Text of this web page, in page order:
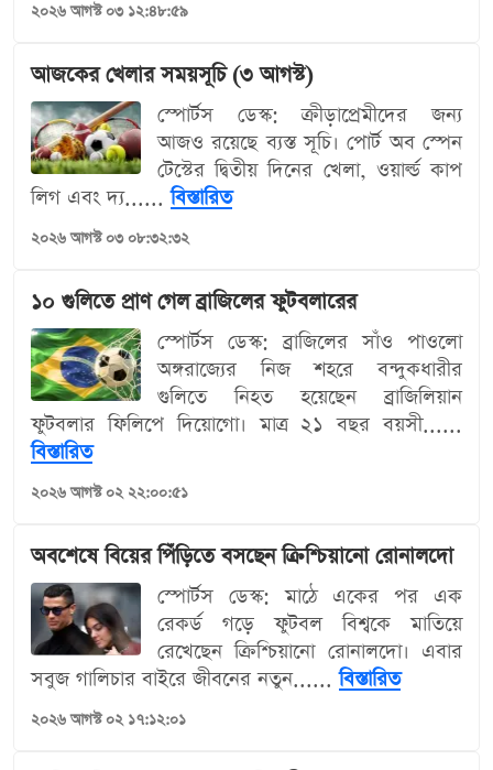
২০২৬ আগস্ট ০৩ ১২:৪৮:৫৯
আজকের খেলার সময়সূচি (৩ আগস্ট)
স্পোর্টস ডেস্ক: ক্রীড়াপ্রেমীদের জন্য
আজও রয়েছে ব্যস্ত সূচি। পোর্ট অব স্পেন
টেস্টের দ্বিতীয় দিনের খেলা, ওয়ার্ল্ড কাপ
লিগ এবং দ্য......বিস্তারিত
২০২৬ আগস্ট ০৩ ০৮:৩২:৩২
১০ গুলিতে প্রাণ গেল ব্রাজিলের ফুটবলারের
স্পোর্টস ডেস্ক: ব্রাজিলের সাঁও পাওলো
অঙ্গরাজ্যের নিজ শহরে বন্দুকধারীর
গুলিতে নিহত হয়েছেন ব্রাজিলিয়ান
ফুটবলার ফিলিপে দিয়োগো। মাত্র ২১ বছর বয়সী......
বিস্তারিত
২০২৬ আগস্ট ০২ ২২:০০:৫১
অবশেষে বিয়ের পিঁড়িতে বসছেন ক্রিশ্চিয়ানো রোনালদো
স্পোর্টস ডেস্ক: মাঠে একের পর এক
রেকর্ড গড়ে ফুটবল বিশ্বকে মাতিয়ে
রেখেছেন ক্রিশ্চিয়ানো রোনালদো। এবার
সবুজ গালিচার বাইরে জীবনের নতুন......বিস্তারিত
২০২৬ আগস্ট ০২ ১৭:১২:০১